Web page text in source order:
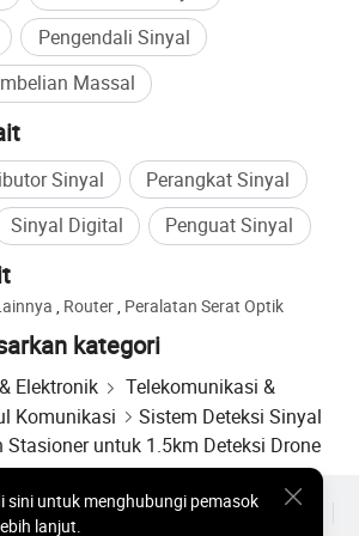
menjadi sahabat yang sangat baik.
dahulu kemudian lakukan bisnis.
Anda.
Pengendali Sinyal
Massal
Sinyal
Perangkat Sinyal
Sinyal Digital Penguat Sinyal
Router Peralatan Serat Optik
kategori
Elektronik
Telekomunikasi &
Komunikasi
Sistem Deteksi Sinyal
Stasioner untuk 1.5km Deteksi Drone
sini untuk menghubungi pemasok
lanjut.
Produk Panas
Produk Panas Grosir